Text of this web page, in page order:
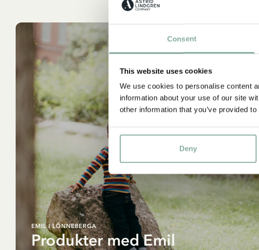
Consent
This website uses cookies
We use cookies to personalise content
information about your use of our site
other information that you’ve provided
Deny
EMIL I LÖNNEBERGA
Produkter med Emil